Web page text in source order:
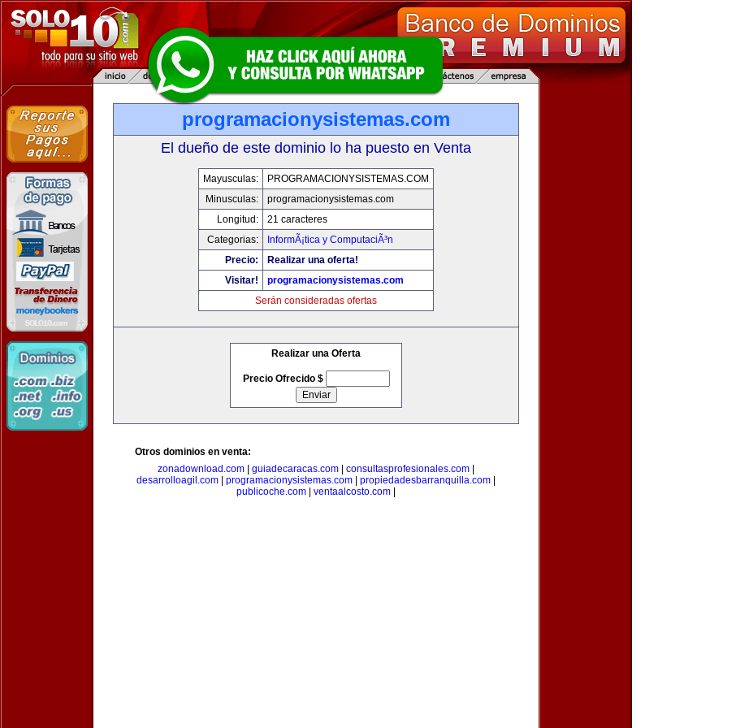
programacionysistemas.com
El dueño de este dominio lo ha puesto en Venta
Mayusculas:
PROGRAMACIONYSISTEMAS.COM
Minusculas:
programacionysistemas.com
Longitud:
21 caracteres
Categorias:
InformÃ¡tica y ComputaciÃ³n
Precio:
Realizar una oferta!
Visitar!
programacionysistemas.com
Serán consideradas ofertas
Realizar una Oferta
Precio Ofrecido $
Otros dominios en venta:
zonadownload.com
guiadecaracas.com consultasprofesionales.com
desarrolloagil.com
programacionysistemas.com propiedadesbarranquilla.com
publicoche.com
ventaalcosto.com